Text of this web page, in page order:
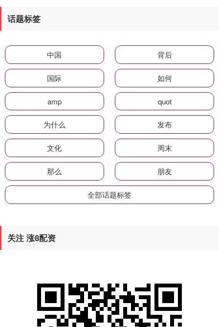
话题标签
中国 背后
国际 如何
amp quot
为什么 发布
文化 周末
那么 朋友
全部话题标签
关注 涨8配资